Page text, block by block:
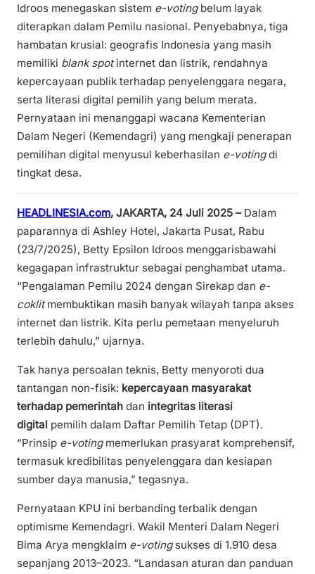
Idroos menegaskan sistem e-votingbelum layak
diterapkan dalam Pemilu nasional. Penyebabnya, tiga
hambatan krusial: geografis Indonesia yang masih
memiliki blank spotinternet dan listrik, rendahnya
kepercayaan publik terhadap penyelenggara negara,
serta literasi digital pemilih yang belum merata.
Pernyataan ini menanggapi wacana Kementerian
Dalam Negeri (Kemendagri) yang mengkaji penerapan
pemilihan digital menyusul keberhasilan e-votingdi
tingkat desa.
HEADLINESIA.com, JAKARTA, 24 Juli 2025 –Dalam
paparannya di Ashley Hotel, Jakarta Pusat, Rabu
(23/7/2025), Betty Epsilon Idroos menggarisbawahi
kegagapan infrastruktur sebagai penghambat utama.
“Pengalaman Pemilu 2024 dengan Sirekap dan e-
coklitmembuktikan masih banyak wilayah tanpa akses
internet dan listrik. Kita perlu pemetaan menyeluruh
terlebih dahulu,” ujarnya.
Tak hanya persoalan teknis, Betty menyoroti dua
tantangan non-fisik: kepercayaan masyarakat
terhadap pemerintah dan integritas literasi
digital pemilih dalam Daftar Pemilih Tetap (DPT).
“Prinsip e-votingmemerlukan prasyarat komprehensif,
termasuk kredibilitas penyelenggara dan kesiapan
sumber daya manusia,” tegasnya.
Pernyataan KPU ini berbanding terbalik dengan
optimisme Kemendagri. Wakil Menteri Dalam Negeri
Bima Arya mengklaim e-votingsukses di 1.910 desa
sepanjang 2013–2023. “Landasan aturan dan panduan